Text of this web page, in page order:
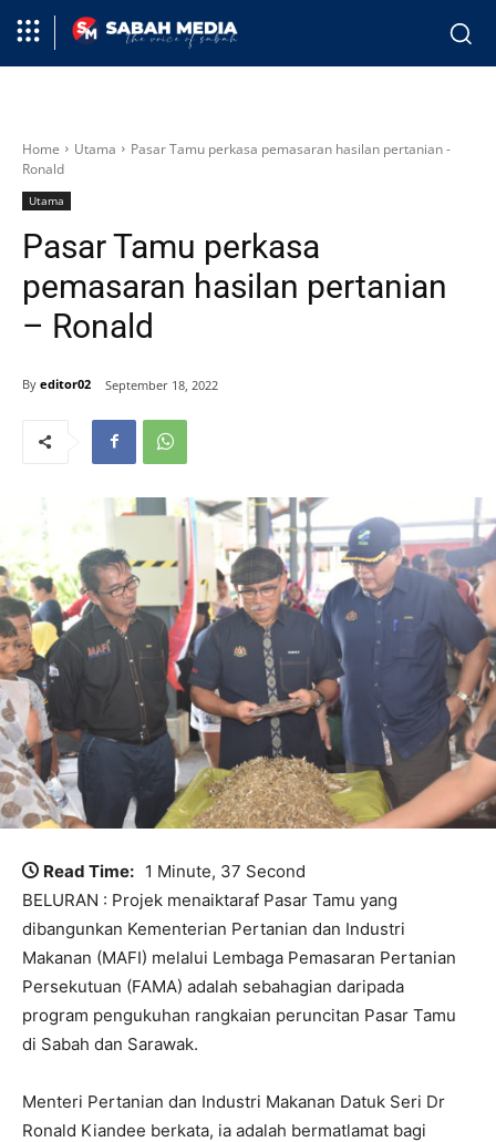
Home Utama
Pasar Tamu perkasa pemasaran hasilan pertanian -
Ronald
Utama
Pasar Tamu perkasa
pemasaran hasilan pertanian
– Ronald
By editor02 September 18, 2022
Read Time: 1 Minute, 37 Second
BELURAN : Projek menaiktaraf Pasar Tamu yang
dibangunkan Kementerian Pertanian dan Industri
Makanan (MAFI) melalui Lembaga Pemasaran Pertanian
Persekutuan (FAMA) adalah sebahagian daripada
program pengukuhan rangkaian peruncitan Pasar Tamu
di Sabah dan Sarawak.
Menteri Pertanian dan Industri Makanan Datuk Seri Dr
Ronald Kiandee berkata, ia adalah bermatlamat bagi